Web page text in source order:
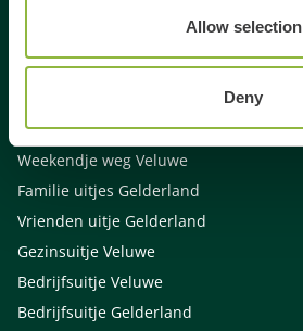
Allow selection
Deny
Activiteiten Veluwe
Weekendje weg Gelderland
Weekendje weg Veluwe
Familie uitjes Gelderland
Vrienden uitje Gelderland
Gezinsuitje Veluwe
Bedrijfsuitje Veluwe
Bedrijfsuitje Gelderland